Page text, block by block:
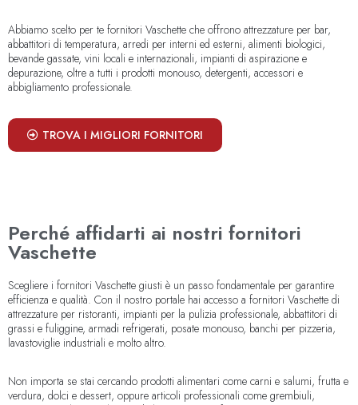
Abbiamo scelto per te fornitori Vaschette che offrono attrezzature per bar,
abbattitori di temperatura, arredi per interni ed esterni, alimenti biologici,
bevande gassate, vini locali e internazionali, impianti di aspirazione e
depurazione, oltre a tutti i prodotti monouso, detergenti, accessori e
abbigliamento professionale.
TROVA I MIGLIORI FORNITORI
Perché affidarti ai nostri fornitori
Vaschette
Scegliere i fornitori Vaschette giusti è un passo fondamentale per garantire
efficienza e qualità. Con il nostro portale hai accesso a fornitori Vaschette di
attrezzature per ristoranti, impianti per la pulizia professionale, abbattitori di
grassi e fuliggine, armadi refrigerati, posate monouso, banchi per pizzeria,
lavastoviglie industriali e molto altro.
Non importa se stai cercando prodotti alimentari come carni e salumi, frutta e
verdura, dolci e dessert, oppure articoli professionali come grembiuli,